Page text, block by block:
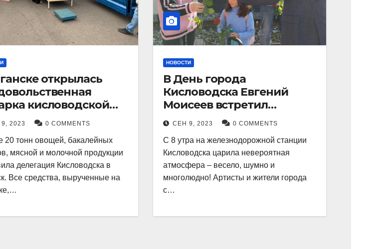
открылась
кисловодской
2023 0 COMMENTS
тонн овощей, бакалейных
мясной и молочной продукции
делегация Кисловодска в
Все средства, вырученные на
НОВОСТИ
В День города
Кисловодска Евгений
Моисеев встретил
прибывший поезд с
туристами.
СЕН 9, 2023 0 COMMENTS
С 8 утра на железнодорожной станции
Кисловодска царила невероятная
атмосфера – весело, шумно и
многолюдно! Артисты и жители города
с…